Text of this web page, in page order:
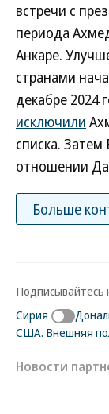
встречи с
периода
Анкаре.
странами
декабре 2024
исключили
списка.
отношении
Больше
Подписывайтесь
Сирия
США. Внешняя
Новости